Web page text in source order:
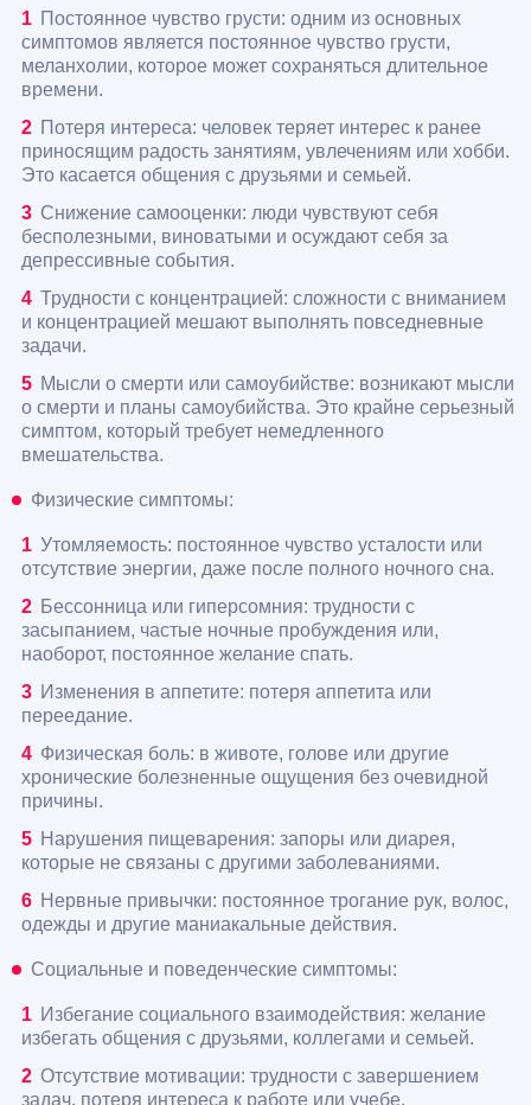
Постоянное чувство грусти: одним из основных
симптомов является постоянное чувство грусти,
меланхолии, которое может сохраняться длительное
времени.
Потеря интереса: человек теряет интерес к ранее
приносящим радость занятиям, увлечениям или хобби.
Это касается общения с друзьями и семьей.
Снижение самооценки: люди чувствуют себя
бесполезными, виноватыми и осуждают себя за
депрессивные события.
Трудности с концентрацией: сложности с вниманием
и концентрацией мешают выполнять повседневные
задачи.
Мысли о смерти или самоубийстве: возникают мысли
о смерти и планы самоубийства. Это крайне серьезный
симптом, который требует немедленного
вмешательства.
Физические симптомы:
Утомляемость: постоянное чувство усталости или
отсутствие энергии, даже после полного ночного сна.
Бессонница или гиперсомния: трудности с
засыпанием, частые ночные пробуждения или,
наоборот, постоянное желание спать.
Изменения в аппетите: потеря аппетита или
переедание.
Физическая боль: в животе, голове или другие
хронические болезненные ощущения без очевидной
причины.
Нарушения пищеварения: запоры или диарея,
которые не связаны с другими заболеваниями.
Нервные привычки: постоянное трогание рук, волос,
одежды и другие маниакальные действия.
Социальные и поведенческие симптомы:
Избегание социального взаимодействия: желание
избегать общения с друзьями, коллегами и семьей.
Отсутствие мотивации: трудности с завершением
задач, потеря интереса к работе или учебе.